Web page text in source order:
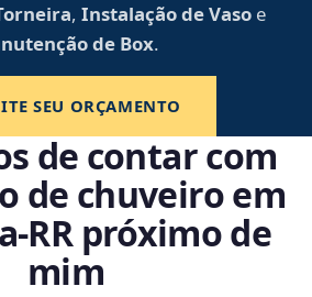
, Instalação de Vaso e
de Box.
SEU ORÇAMENTO
de contar com
de chuveiro em
próximo de
mim